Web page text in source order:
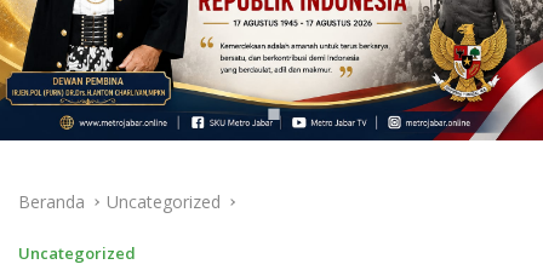
Beranda Uncategorized
Uncategorized